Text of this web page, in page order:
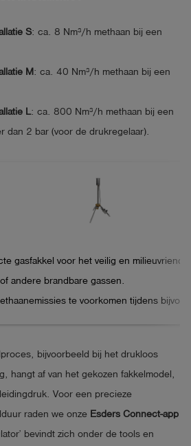
S: ca. 8 Nm³/h methaan bij een
M : ca. 40 Nm³/h methaan bij een
L: ca. 800 Nm³/h methaan bij een
dan 2 bar (voor de drukregelaar).
gasfakkel voor het veilig en
andere brandbare gassen.
te voorkomen tijdens
ontsteker, continue ontsteking tot 8
gebruik, korte opbouwtijd,
voor gassen in de
bijvoorbeeld bij het drukloos
hangt af van het gekozen fakkelmodel,
Voor een precieze
raden we onze Esders Connect-app
bevindt zich onder de tools en